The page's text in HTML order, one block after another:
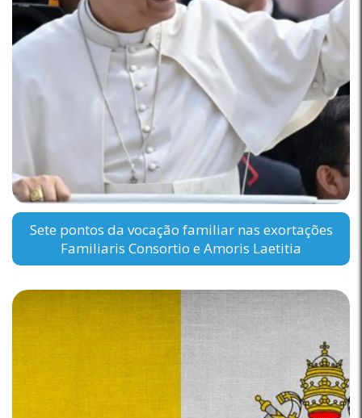
Sete pontos da vocação familiar nas exortações
Familiaris Consortio e Amoris Laetitia